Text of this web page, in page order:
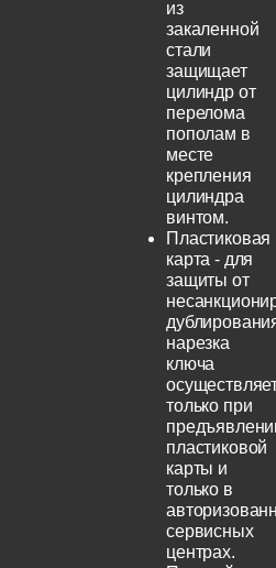
из
закаленной
стали
защищает
цилиндр от
перелома
пополам в
месте
крепления
цилиндра
винтом.
Пластиковая
карта - для
защиты от
нарезка
ключа
только при
пластиковой
карты и
только в
сервисных
центрах.